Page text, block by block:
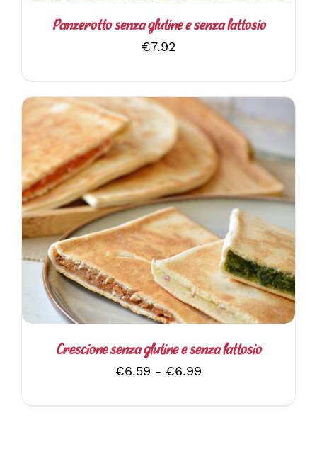
SCELTE
NELLA
PAGINA
Panzerotto senza glutine e senza lattosio
€7.92
SCEGLI QUESTO
PRODOTTO
HA
PIÙ
VARIANTI.
LE
OPZIONI
POSSONO
SCELTE
NELLA
PAGINA
/ DETTAGLI
Crescione senza glutine e senza lattosio
€6.59 - €6.99